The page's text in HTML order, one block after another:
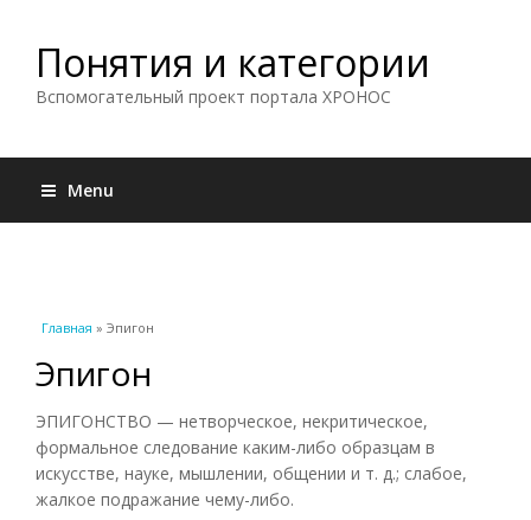
Понятия и категории
Вспомогательный проект портала ХРОНОС
Menu
Вы здесь
Главная » Эпигон
Эпигон
ЭПИГОНСТВО — нетворческое, некритическое,
формальное следование каким-либо образцам в
искусстве, науке, мышлении, общении и т. д.; слабое,
жалкое подражание чему-либо.